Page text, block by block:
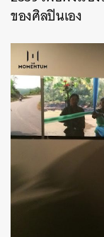
ของศิลปินเอง